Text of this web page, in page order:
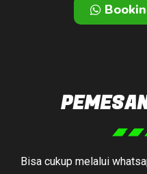
Bisa cukup melalui